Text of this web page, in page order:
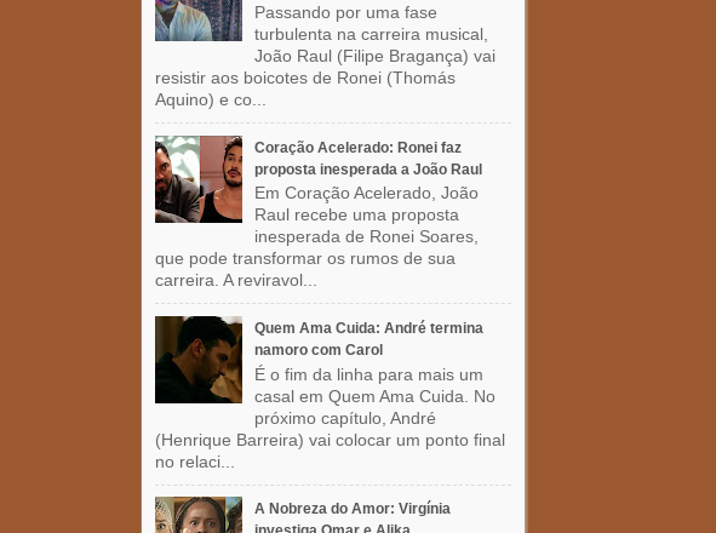
Passando por uma fase
turbulenta na carreira musical,
João Raul (Filipe Bragança) vai
resistir aos boicotes de Ronei (Thomás
Aquino) e co...
Coração Acelerado: Ronei faz
proposta inesperada a João Raul
Em Coração Acelerado, João
Raul recebe uma proposta
inesperada de Ronei Soares,
que pode transformar os rumos de sua
carreira. A reviravol...
Quem Ama Cuida: André termina
namoro com Carol
É o fim da linha para mais um
casal em Quem Ama Cuida. No
próximo capítulo, André
(Henrique Barreira) vai colocar um ponto final
no relaci...
A Nobreza do Amor: Virgínia